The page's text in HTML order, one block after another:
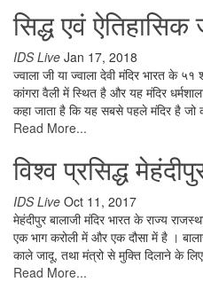
सिद्ध एवं ऐतिहासिक
IDS Live Jan 17, 2018
ज्वाला जी या ज्वाला देवी मंदिर भारत के
कांगरा वैली में स्थित है और यह मंदिर
कहा जाता है कि यह सबसे पहले मंदिर है जो
Read More...
विश्व प्रसिद्ध
IDS Live Oct 11, 2017
मेहंदीपुर बालाजी मंदिर भारत के राज्य
एक भाग करोली में और एक दौसा में है ।
काले जादू, तथा मंत्रो से मुक्ति दिलाने के
Read More...